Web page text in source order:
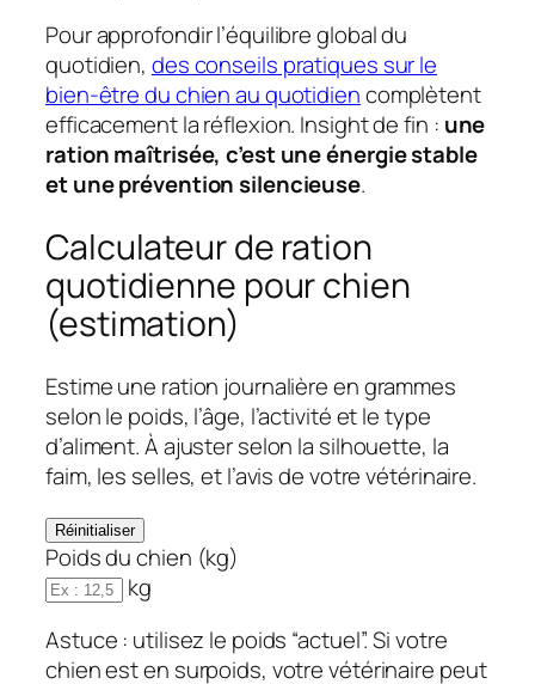
Pour approfondir l’équilibre global du
quotidien, des conseils pratiques sur le
bien-être du chien au quotidiencomplètent
efficacement la réflexion. Insight de fin : une
ration maîtrisée, c’est une énergie stable
et une prévention silencieuse.
Calculateur de ration
quotidienne pour chien
(estimation)
Estime une ration journalière en grammes
selon le poids, l’âge, l’activité et le type
d’aliment. À ajuster selon la silhouette, la
faim, les selles, et l’avis de votre vétérinaire.
Réinitialiser
Poids du chien (kg)
kg
Astuce : utilisez le poids “actuel”. Si votre
chien est en surpoids, votre vétérinaire peut